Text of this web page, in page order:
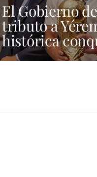
El Gobierno
tributo a
histórica
Mundial de